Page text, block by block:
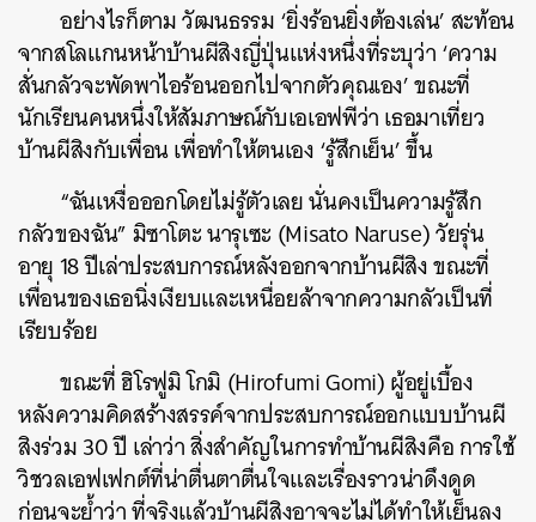
อย่างไรก็ตาม วัฒนธรรม ‘ยิ่งร้อนยิ่งต้องเล่น’ สะท้อน
จากสโลแกนหน้าบ้านผีสิงญี่ปุ่นแห่งหนึ่งที่ระบุว่า ‘ความ
สั่นกลัวจะพัดพาไอร้อนออกไปจากตัวคุณเอง’ ขณะที่
นักเรียนคนหนึ่งให้สัมภาษณ์กับเอเอฟพีว่า เธอมาเที่ยว
บ้านผีสิงกับเพื่อน เพื่อทำให้ตนเอง ‘รู้สึกเย็น’ ขึ้น
“ฉันเหงื่อออกโดยไม่รู้ตัวเลย นั่นคงเป็นความรู้สึก
กลัวของฉัน” มิซาโตะ นารุเซะ (Misato Naruse) วัยรุ่น
อายุ 18 ปีเล่าประสบการณ์หลังออกจากบ้านผีสิง ขณะที่
เพื่อนของเธอนิ่งเงียบและเหนื่อยล้าจากความกลัวเป็นที่
เรียบร้อย
ขณะที่ ฮิโรฟูมิ โกมิ (Hirofumi Gomi) ผู้อยู่เบื้อง
หลังความคิดสร้างสรรค์จากประสบการณ์ออกแบบบ้านผี
สิงร่วม 30 ปี เล่าว่า สิ่งสำคัญในการทำบ้านผีสิงคือ การใช้
วิชวลเอฟเฟกต์ที่น่าตื่นตาตื่นใจและเรื่องราวน่าดึงดูด
ก่อนจะย้ำว่า ที่จริงแล้วบ้านผีสิงอาจจะไม่ได้ทำให้เย็นลง